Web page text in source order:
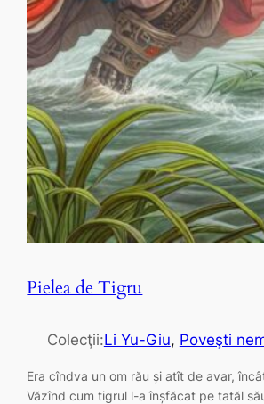
Pielea de Tigru
Colecţii:Li Yu-Giu, Poveşti
Era cîndva un om rău și atît de avar,
Văzînd cum tigrul l-a înșfăcat pe tatăl